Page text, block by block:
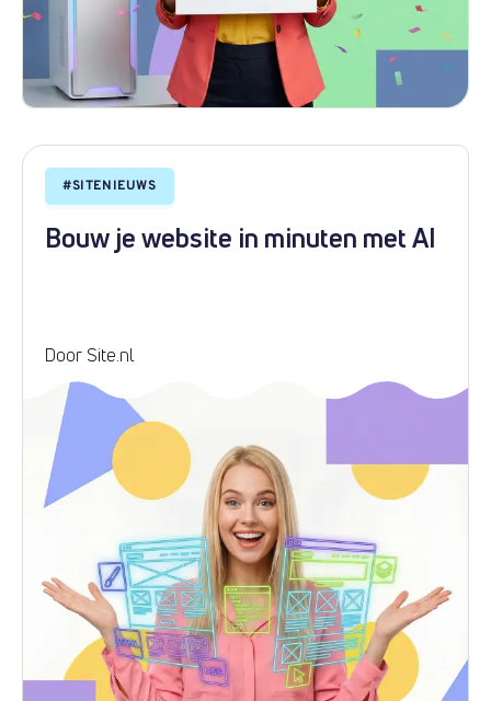
#SITENIEUWS
Bouw je website in minuten met AI
Door Site.nl